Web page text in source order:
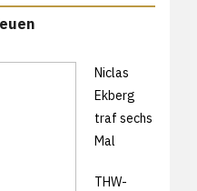
Niclas
Ekberg
traf sechs
Mal
THW-